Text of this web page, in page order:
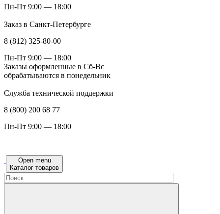
Пн-Пт 9:00 — 18:00
Заказ в Санкт-Петербурге
8 (812) 325-80-00
Пн-Пт 9:00 — 18:00
Заказы оформленные в Сб-Вс
обрабатываются в понедельник
Служба технической поддержки
8 (800) 200 68 77
Пн-Пт 9:00 — 18:00
Open menu
Каталог товаров